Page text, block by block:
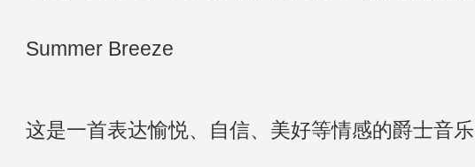
Summer Breeze
这是一首表达愉悦、自信、美好等情感的爵士音